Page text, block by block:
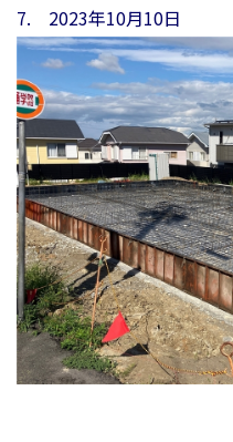
7. 2023年10月10日